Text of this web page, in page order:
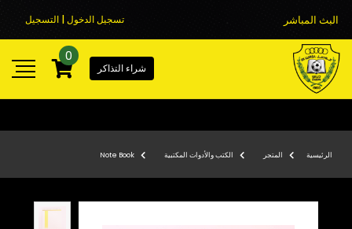
البث المباشر تسجيل الدخول | التسجيل
شراء التذاكر
0
الرئيسية المتجر الكتب والأدوات المكتبية Note Book